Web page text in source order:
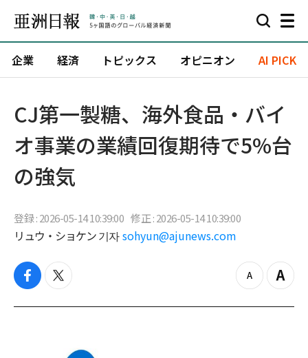
企業 経済 トピックス オピニオン AI PICK
CJ第一製糖、海外食品・バイ
オ事業の業績回復期待で5%台
の強気
登録 : 2026-05-14 10:39:00 修正 : 2026-05-14 10:39:00
リュウ・ショケン 기자 sohyun@ajunews.com
f
c
t
i
z
o
Z
o